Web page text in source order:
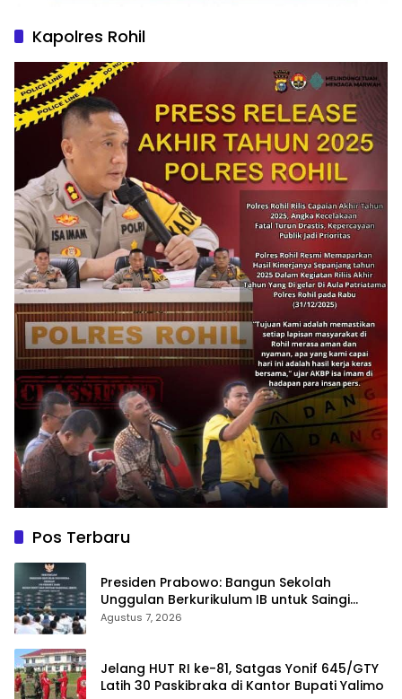
Kapolres Rohil
Pos Terbaru
Presiden Prabowo: Bangun Sekolah
Unggulan Berkurikulum IB untuk Saingi
Dunia
Agustus 7, 2026
Jelang HUT RI ke-81, Satgas Yonif 645/GTY
Latih 30 Paskibraka di Kantor Bupati Yalimo